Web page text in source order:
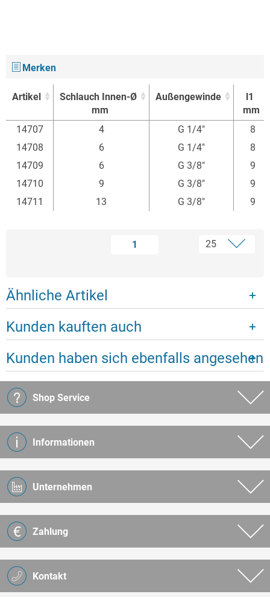
Merken
Artikel
Schlauch Innen-Ø
mm
Außengewinde
l1
mm
Artikel
Schlauch Innen-Ø
Außengewinde
l1
14707 4 G 1/4"
8
14708
6 G 1/4"
8
14709
6 G 3/8"
9
14710
9 G 3/8"
9
14711
13 G 3/8" 9
1
Ähnliche Artikel
Kunden kauften auch
Kunden haben sich ebenfalls angesehen
Kontakt
Shop Service
Informationen
Unternehmen
Zahlung